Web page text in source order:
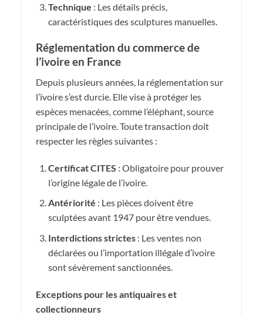
Technique : Les détails précis,
caractéristiques des sculptures manuelles.
Réglementation du commerce de
l’ivoire en France
Depuis plusieurs années, la réglementation sur
l’ivoire s’est durcie. Elle vise à protéger les
espèces menacées, comme l’éléphant, source
principale de l’ivoire. Toute transaction doit
respecter les règles suivantes :
Certificat CITES : Obligatoire pour prouver
l’origine légale de l’ivoire.
Antériorité : Les pièces doivent être
sculptées avant 1947 pour être vendues.
Interdictions strictes : Les ventes non
déclarées ou l’importation illégale d’ivoire
sont sévèrement sanctionnées.
Exceptions pour les antiquaires et
collectionneurs